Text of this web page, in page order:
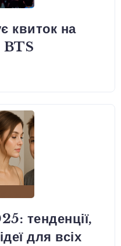
квиток на
BTS
тенденції,
для всіх